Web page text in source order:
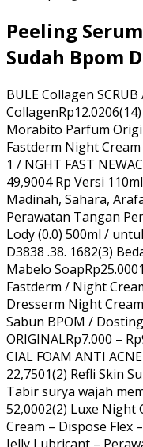
Peeling
Sudah Bpom
BULE Collagen
Morabito Parfum
Fastderm Night
1 / NGHT FAST
49,9004 Rp Versi
Madinah, Sahara,
Perawatan Tangan
Lody (0.0) 500ml /
D3838 .38. 1682(3)
Mabelo
Fastderm / Night
Dresserm Night
Sabun BPOM /
ORIGINALRp7.000 –
CIAL FOAM ANTI
22,7501(2) Refli Skin
Tabir surya wajah
52,0002(2) Luxe Night
Cream – Dispose Flex